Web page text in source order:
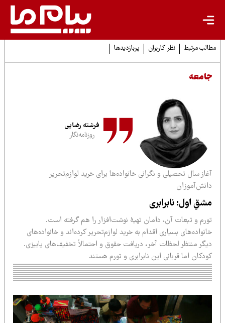
مرتبط نظر کاربران پربازدیدها
فرشته رضایی
روزنامه‌نگار
سال تحصیلی و نگرانی خانواده‌ها برای خرید لوازم‌تحریر
اول: نابرابری
و تبعات آن، دامان تهیۀ نوشت‌افزار را هم گرفته است.
بسیاری اقدام به خرید لوازم‌تحریر کرده‌اند و خانواده‌های
منتظر لحظات آخر، دریافت حقوق و احتمالاً تخفیف‌های پاییزی.
اما قربانی این نابرابری و تورم هستند